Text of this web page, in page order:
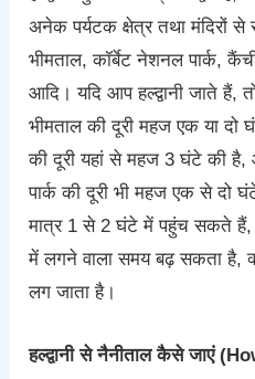
अनेक पर्यटक क्षेत्र तथा मंदिरों
भीमताल, कॉर्बेट नेशनल पार्क,
आदि। यदि आप हल्द्वानी जाते हैं,
भीमताल की दूरी महज एक या
की दूरी यहां से महज 3 घंटे की है,
पार्क की दूरी भी महज एक से दो
मात्र 1 से 2 घंटे में पहुंच सकते हैं,
में लगने वाला समय बढ़ सकता है,
लग जाता है।
हल्द्वानी से नैनीताल कैसे जाएं